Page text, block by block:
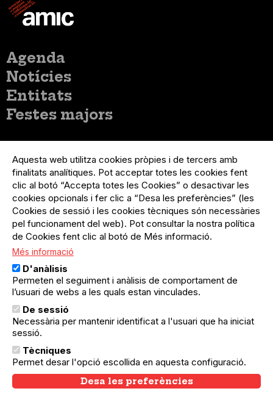
Menú
principal
Agenda
Notícies
Entitats
Festes majors
del
compte
d'usuari
Menú
usuari
no
loggat
Registre organització
Menú
Peu
Sobre el projecte
Preguntes freqüents
Contacte
Menú
Legal
Política de privacitat
Avís legal
Política de cookies
El Quèdequè no es fa responsable de les activitats
programades; en són responsables els col·lectius
organitzadors.
© Quedequè, 2025
Aquesta web utilitza cookies pròpies i de tercers amb
finalitats analítiques. Pot acceptar totes les cookies fent
clic al botó “Accepta totes les Cookies” o desactivar les
cookies opcionals i fer clic a “Desa les preferències” (les
Cookies de sessió i les cookies tècniques són necessàries
pel funcionament del web). Pot consultar la nostra política
de Cookies fent clic al botó de Més informació.
Més informació
D'anàlisis
Permeten el seguiment i anàlisis de comportament de
l’usuari de webs a les quals estan vinculades.
De sessió
Necessària per mantenir identificat a l'usuari que ha iniciat
sessió.
Tècniques
Permet desar l'opció escollida en aquesta configuració.
Desa les preferències